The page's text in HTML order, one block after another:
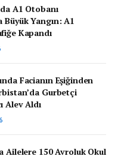
A1 Otobanı
Büyük Yangın: A1
Kapandı
Facianın Eşiğinden
Gurbetçi
Alev Aldı
Ailelere 150 Avroluk Okul